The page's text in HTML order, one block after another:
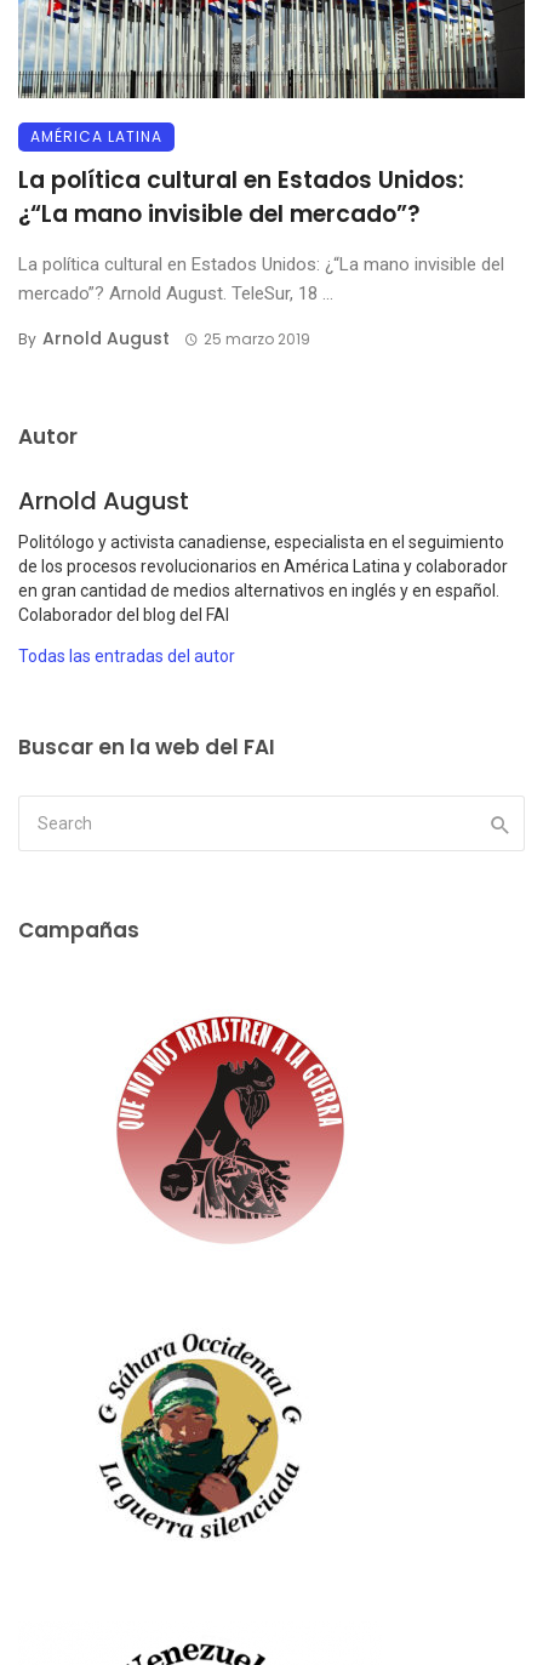
AMÉRICA LATINA
La política cultural en Estados Unidos:
¿“La mano invisible del mercado”?
La política cultural en Estados Unidos: ¿“La mano invisible del
mercado”? Arnold August. TeleSur, 18 ...
By Arnold August 25 marzo 2019
Autor
Arnold August
Politólogo y activista canadiense, especialista en el seguimiento
de los procesos revolucionarios en América Latina y colaborador
en gran cantidad de medios alternativos en inglés y en español.
Colaborador del blog del FAI
Todas las entradas del autor
Buscar en la web del FAI
Campañas